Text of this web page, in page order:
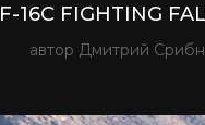
F-16C FIGHTING
автор Дмитрий